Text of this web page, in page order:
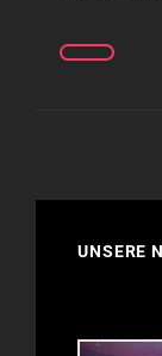
FROHE
UNSERE